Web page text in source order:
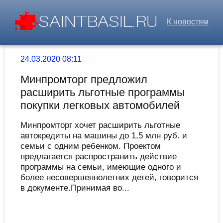
К новостям
24.03.2020 08:11
Минпромторг предложил
расширить льготные программы
покупки легковых автомобилей
Минпромторг хочет расширить льготные
автокредиты на машины до 1,5 млн руб. и
семьи с одним ребенком. Проектом
предлагается распространить действие
программы на семьи, имеющие одного и
более несовершеннолетних детей, говорится
в документе.Принимая во...